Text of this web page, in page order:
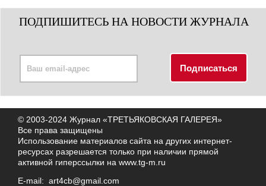
ПОДПИШИТЕСЬ НА НОВОСТИ ЖУРНАЛА
© 2003-2024 Журнал «ТРЕТЬЯКОВСКАЯ ГАЛЕРЕЯ»
Все права защищены
Использование материалов сайта на других интернет-
ресурсах разрешается только при наличии прямой
активной гиперссылки на www.tg-m.ru
E-mail: art4cb@gmail.com